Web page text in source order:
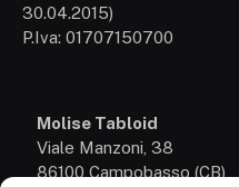
30.04.2015)
P.Iva: 01707150700
Molise Tabloid
Viale Manzoni, 38
86100 Campobasso (CB)